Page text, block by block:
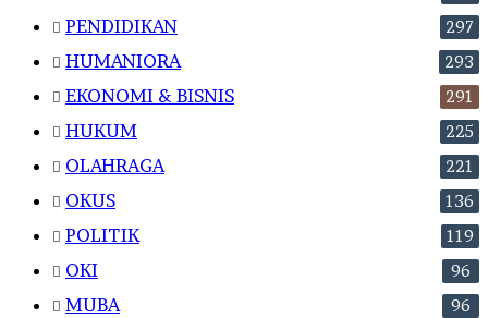
PENDIDIKAN 297
HUMANIORA 293
EKONOMI & BISNIS 291
HUKUM 225
OLAHRAGA 221
OKUS 136
POLITIK 119
OKI 96
MUBA 96